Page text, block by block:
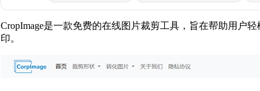
具
CropImage是一款免费的在线图片裁剪工具，旨在帮助用户
印。